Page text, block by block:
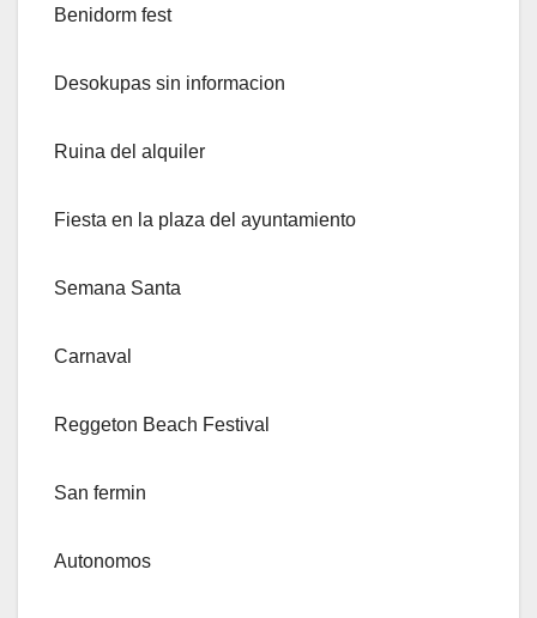
Benidorm fest
Desokupas sin informacion
Ruina del alquiler
Fiesta en la plaza del ayuntamiento
Semana Santa
Carnaval
Reggeton Beach Festival
San fermin
Autonomos